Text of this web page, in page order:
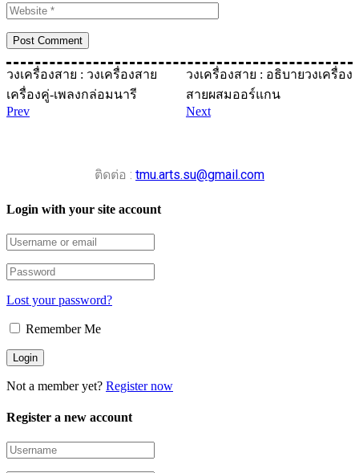
วงเครื่องสาย : วงเครื่องสาย
เครื่องคู่-เพลงกล่อมนารี
Prev
วงเครื่องสาย : อธิบายวงเครื่อง
สายผสมออร์แกน
Next
ติดต่อ : tmu.arts.su@gmail.com
Login with your site account
Lost your password?
Remember Me
Not a member yet? Register now
Register a new account